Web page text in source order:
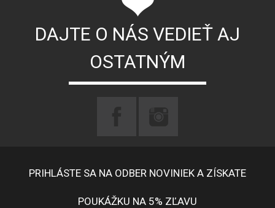
DAJTE O NÁS VEDIEŤ AJ
OSTATNÝM
PRIHLÁSTE SA NA ODBER NOVINIEK A ZÍSKATE
POUKÁŽKU NA 5% ZĽAVU